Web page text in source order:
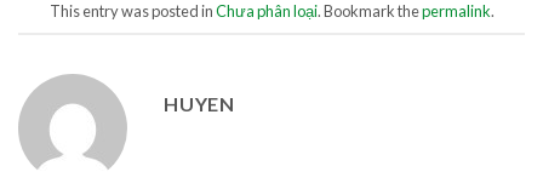
This entry was posted inChưa phân loại. Bookmark thepermalink.
HUYEN